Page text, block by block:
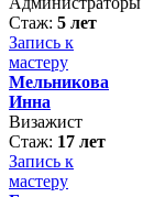
Стаж: 5 лет
Запись к
мастеру
Мельникова
Инна
Визажист
Стаж: 17 лет
Запись к
мастеру